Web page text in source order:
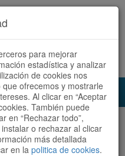
Español Català
per:Més recents/ Dificultat
para mejorar
estadística y analizar
de cookies nos
ofrecemos y mostrarle
Al clicar en “Aceptar
También puede
en “Rechazar todo”,
o rechazar al clicar
más detallada
en la politica de cookies.